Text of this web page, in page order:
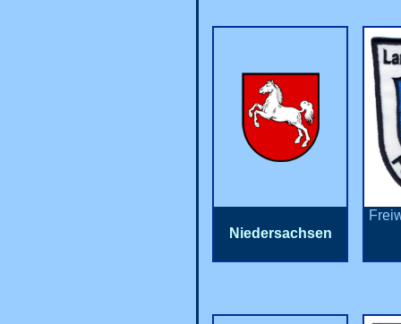
Niedersachsen